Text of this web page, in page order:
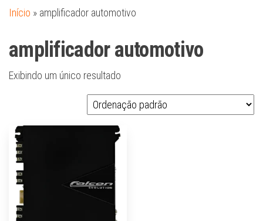
Início » amplificador automotivo
amplificador automotivo
Exibindo um único resultado